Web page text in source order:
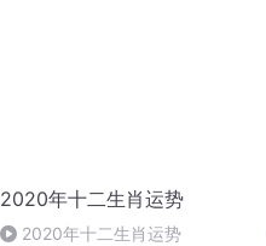
2020年十二生肖运势
2020年十二生肖运势